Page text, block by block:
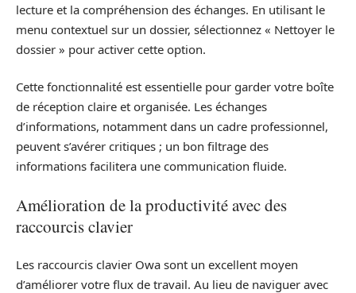
lecture et la compréhension des échanges. En utilisant le
menu contextuel sur un dossier, sélectionnez « Nettoyer le
dossier » pour activer cette option.
Cette fonctionnalité est essentielle pour garder votre boîte
de réception claire et organisée. Les échanges
d’informations, notamment dans un cadre professionnel,
peuvent s’avérer critiques ; un bon filtrage des
informations facilitera une communication fluide.
Amélioration de la productivité avec des
raccourcis clavier
Les raccourcis clavier Owa sont un excellent moyen
d’améliorer votre flux de travail. Au lieu de naviguer avec